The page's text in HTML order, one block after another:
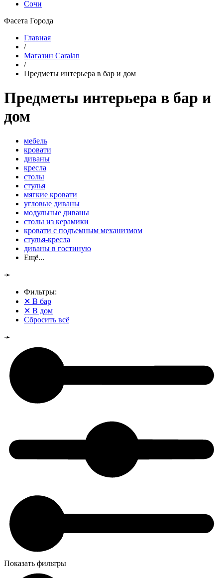
Сочи
Фасета Города
Главная
/
Магазин Caralan
/
Предметы интерьера в бар и дом
Предметы интерьера в бар и
дом
мебель
кровати
диваны
кресла
столы
стулья
мягкие кровати
угловые диваны
модульные диваны
столы из керамики
кровати с подъемным механизмом
стулья-кресла
диваны в гостиную
Ещё...
➛
Фильтры:
✕ В бар
✕ В дом
Сбросить всё
➛
Показать фильтры